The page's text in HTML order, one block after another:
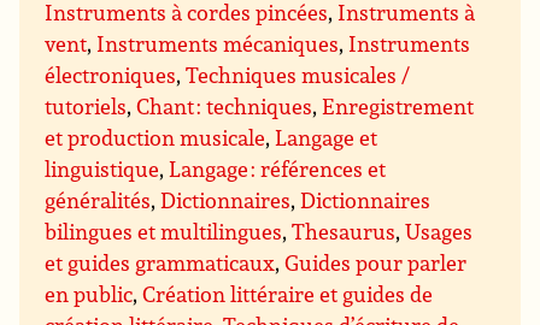
Instruments à cordes pincées, Instruments à
vent, Instruments mécaniques, Instruments
électroniques,Techniques musicales /
tutoriels,Chant : techniques,Enregistrement
et production musicale,Langage et
linguistique,Langage : références et
généralités,Dictionnaires,Dictionnaires
bilingues et multilingues,Thesaurus,Usages
et guides grammaticaux,Guides pour parler
en public,Création littéraire et guides de